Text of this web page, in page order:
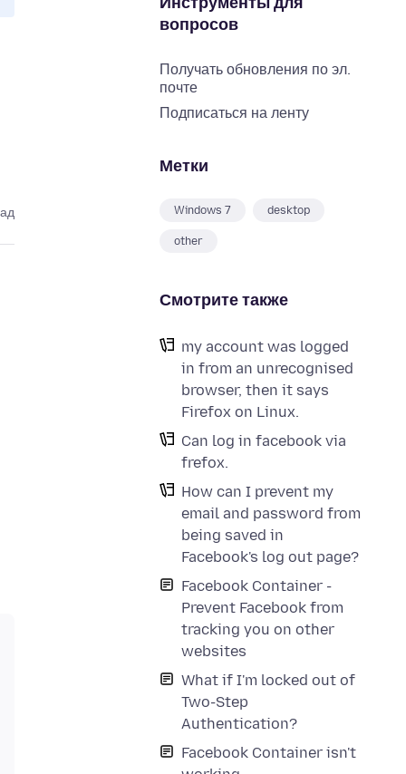
вопросов
Получать обновления по эл.
почте
Подписаться на ленту
Метки
Windows 7 desktop
other
Смотрите также
my account was logged
in from an unrecognised
browser, then it says
Firefox on Linux.
Can log in facebook via
frefox.
How can I prevent my
email and password from
being saved in
Facebook's log out page?
Facebook Container -
Prevent Facebook from
tracking you on other
websites
What if I'm locked out of
Two-Step
Authentication?
Facebook Container isn't